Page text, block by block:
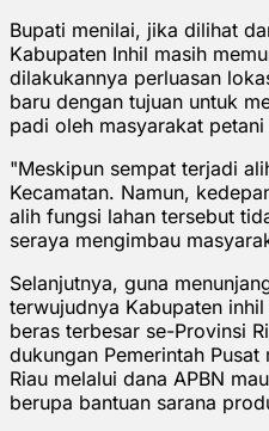
Bupati menilai, jika dilihat
Kabupaten Inhil masih
dilakukannya perluasan
baru dengan tujuan untuk
padi oleh masyarakat
"Meskipun sempat terjadi
Kecamatan. Namun,
alih fungsi lahan tersebut
seraya mengimbau
Selanjutnya, guna
terwujudnya Kabupaten
beras terbesar se-Provinsi
dukungan Pemerintah
Riau melalui dana APBN
berupa bantuan sarana